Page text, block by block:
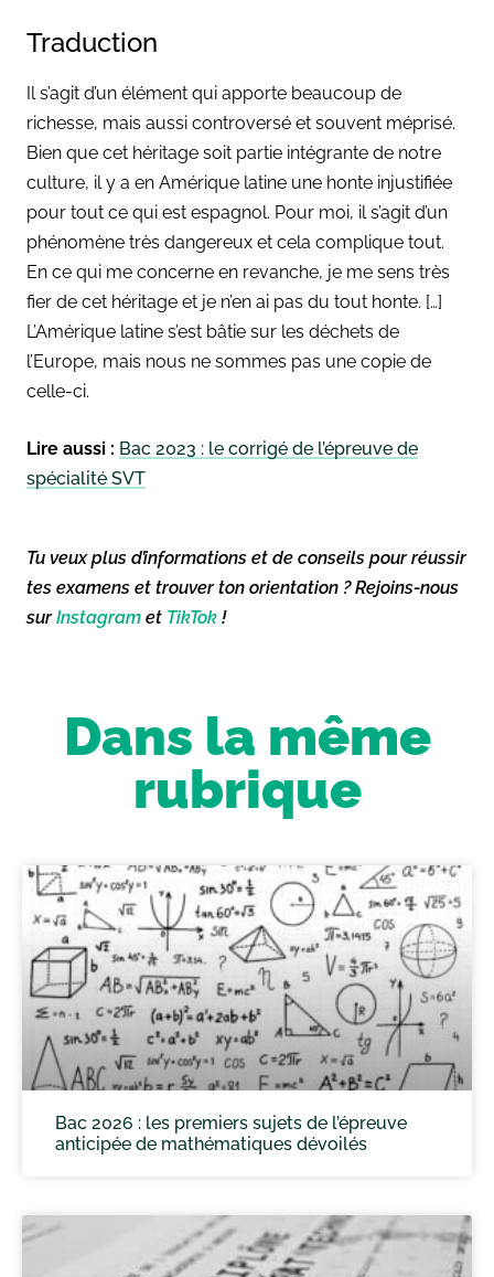
Traduction
Il s’agit d’un élément qui apporte beaucoup de
richesse, mais aussi controversé et souvent méprisé.
Bien que cet héritage soit partie intégrante de notre
culture, il y a en Amérique latine une honte injustifiée
pour tout ce qui est espagnol. Pour moi, il s’agit d’un
phénomène très dangereux et cela complique tout.
En ce qui me concerne en revanche, je me sens très
fier de cet héritage et je n’en ai pas du tout honte. […]
L’Amérique latine s’est bâtie sur les déchets de
l’Europe, mais nous ne sommes pas une copie de
celle-ci.
Lire aussi : Bac 2023 : le corrigé de l’épreuve de
spécialité SVT
Tu veux plus d’informations et de conseils pour réussir
tes examens et trouver ton orientation ? Rejoins-nous
surInstagram et TikTok !
Dans la même
rubrique
Bac 2026 : les premiers sujets de l’épreuve
anticipée de mathématiques dévoilés